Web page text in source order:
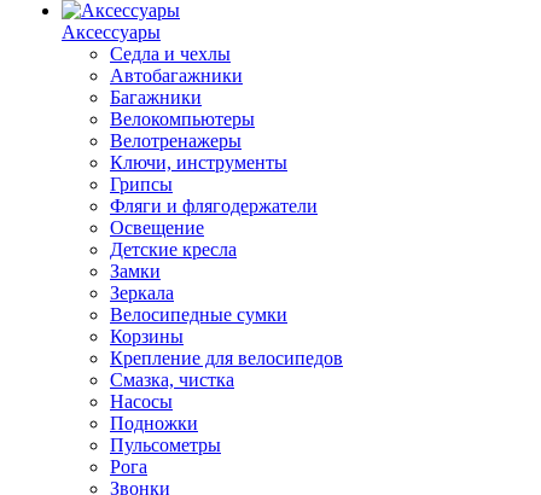
Аксессуары
Седла и чехлы
Автобагажники
Багажники
Велокомпьютеры
Велотренажеры
Ключи, инструменты
Грипсы
Фляги и флягодержатели
Освещение
Детские кресла
Замки
Зеркала
Велосипедные сумки
Корзины
Крепление для велосипедов
Смазка, чистка
Насосы
Подножки
Пульсометры
Рога
Звонки